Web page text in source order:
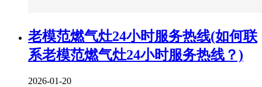
老模范燃气灶24小时服务热线(如何联
系老模范燃气灶24小时服务热线？)
2026-01-20